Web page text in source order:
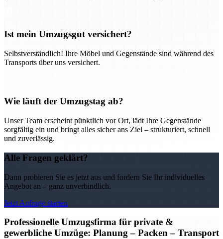
Ist mein Umzugsgut versichert?
Selbstverständlich! Ihre Möbel und Gegenstände sind während des
Transports über uns versichert.
Wie läuft der Umzugstag ab?
Unser Team erscheint pünktlich vor Ort, lädt Ihre Gegenstände
sorgfältig ein und bringt alles sicher ans Ziel – strukturiert, schnell
und zuverlässig.
Alle Fragen geklärt?
Dann probieren Sie es jetzt aus und fordern Sie Ihr individuelles
Angebot an – ganz unverbindlich.
Jetzt Anfrage starten
Professionelle Umzugsfirma für private &
gewerbliche Umzüge: Planung – Packen – Transport